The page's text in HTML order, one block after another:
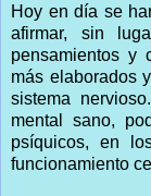
Hoy en día se
afirmar, sin
pensamientos y
más elaborados
sistema
mental sano,
psíquicos, en
funcionamiento